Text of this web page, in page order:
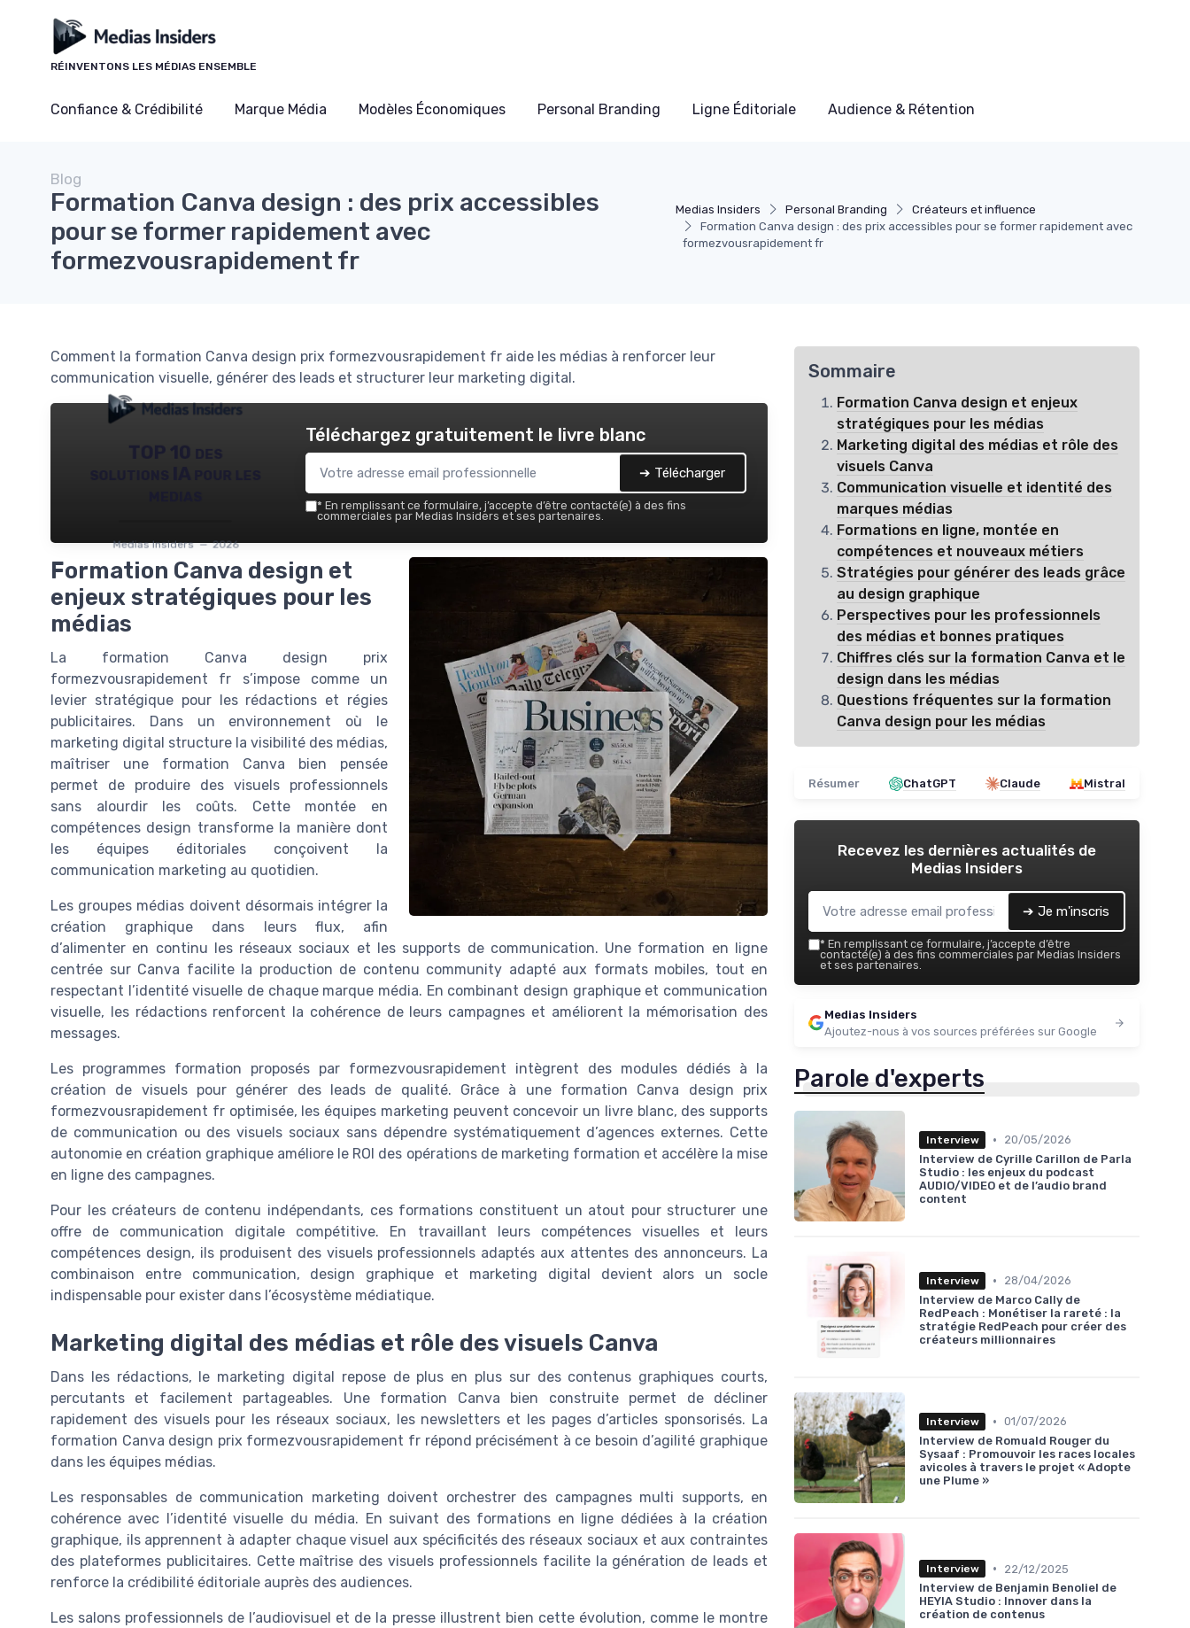
RÉINVENTONS LES MÉDIAS ENSEMBLE
Confiance & Crédibilité Marque Média Modèles Économiques Personal Branding Ligne Éditoriale Audience & Rétention
Medias Insiders Personal Branding
Créateurs et influence
Formation Canva design : des prix accessibles pour se former rapidement avec
formezvousrapidement fr
Blog
Formation Canva design : des prix accessibles
pour se former rapidement avec
formezvousrapidement fr
Comment la formation Canva design prix formezvousrapidement fr aide les médias à renforcer leur
communication visuelle, générer des leads et structurer leur marketing digital.
TOP 10 des
Medias Insiders — 2026
Téléchargez gratuitement le livre blanc
➔ Télécharger
* En remplissant ce formulaire, j’accepte d’être contacté(e) à des fins
commerciales par Medias Insiders et ses partenaires.
Formation Canva design et
enjeux stratégiques pour les
médias
La formation Canva design prix
formezvousrapidement fr s’impose comme un
levier stratégique pour les rédactions et régies
publicitaires. Dans un environnement où le
marketing digital structure la visibilité des médias,
maîtriser une formation Canva bien pensée
permet de produire des visuels professionnels
sans alourdir les coûts. Cette montée en
compétences design transforme la manière dont
les équipes éditoriales conçoivent la
communication marketing au quotidien.
Les groupes médias doivent désormais intégrer la
création graphique dans leurs flux, afin
d’alimenter en continu les réseaux sociaux et les supports de communication. Une formation en ligne
centrée sur Canva facilite la production de contenu community adapté aux formats mobiles, tout en
respectant l’identité visuelle de chaque marque média. En combinant design graphique et communication
visuelle, les rédactions renforcent la cohérence de leurs campagnes et améliorent la mémorisation des
messages.
Les programmes formation proposés par formezvousrapidement intègrent des modules dédiés à la
création de visuels pour générer des leads de qualité. Grâce à une formation Canva design prix
formezvousrapidement fr optimisée, les équipes marketing peuvent concevoir un livre blanc, des supports
de communication ou des visuels sociaux sans dépendre systématiquement d’agences externes. Cette
autonomie en création graphique améliore le ROI des opérations de marketing formation et accélère la mise
en ligne des campagnes.
Pour les créateurs de contenu indépendants, ces formations constituent un atout pour structurer une
offre de communication digitale compétitive. En travaillant leurs compétences visuelles et leurs
compétences design, ils produisent des visuels professionnels adaptés aux attentes des annonceurs. La
combinaison entre communication, design graphique et marketing digital devient alors un socle
indispensable pour exister dans l’écosystème médiatique.
Marketing digital des médias et rôle des visuels Canva
Dans les rédactions, le marketing digital repose de plus en plus sur des contenus graphiques courts,
percutants et facilement partageables. Une formation Canva bien construite permet de décliner
rapidement des visuels pour les réseaux sociaux, les newsletters et les pages d’articles sponsorisés. La
formation Canva design prix formezvousrapidement fr répond précisément à ce besoin d’agilité graphique
dans les équipes médias.
Les responsables de communication marketing doivent orchestrer des campagnes multi supports, en
cohérence avec l’identité visuelle du média. En suivant des formations en ligne dédiées à la création
graphique, ils apprennent à adapter chaque visuel aux spécificités des réseaux sociaux et aux contraintes
des plateformes publicitaires. Cette maîtrise des visuels professionnels facilite la génération de leads et
renforce la crédibilité éditoriale auprès des audiences.
Les salons professionnels de l’audiovisuel et de la presse illustrent bien cette évolution, comme le montre
Sommaire
Formation Canva design et enjeux
stratégiques pour les médias
Marketing digital des médias et rôle des
visuels Canva
Communication visuelle et identité des
marques médias
Formations en ligne, montée en
compétences et nouveaux métiers
Stratégies pour générer des leads grâce
au design graphique
Perspectives pour les professionnels
des médias et bonnes pratiques
Chiffres clés sur la formation Canva et le
design dans les médias
Questions fréquentes sur la formation
Canva design pour les médias
Résumer ChatGPT Claude Mistral
Recevez les dernières actualités de
Medias Insiders
➔ Je m'inscris
* En remplissant ce formulaire, j’accepte d’être
contacté(e) à des fins commerciales par Medias Insiders
et ses partenaires.
Medias Insiders
Ajoutez-nous à vos sources préférées sur Google
Parole d'experts
Interview •
20/05/2026
Interview de Cyrille Carillon de Parla
Studio : les enjeux du podcast
AUDIO/VIDEO et de l’audio brand
content
Interview •
28/04/2026
Interview de Marco Cally de
RedPeach : Monétiser la rareté : la
stratégie RedPeach pour créer des
créateurs millionnaires
Interview • 01/07/2026
Interview de Romuald Rouger du
Sysaaf : Promouvoir les races locales
avicoles à travers le projet « Adopte
une Plume »
Interview •
22/12/2025
Interview de Benjamin Benoliel de
HEYIA Studio : Innover dans la
création de contenus